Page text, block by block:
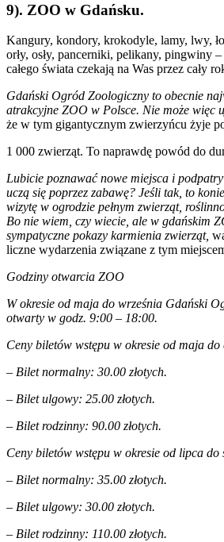
9). ZOO w Gdańsku.
Kangury, kondory, krokodyle, lamy, lwy,
orły, osły, pancerniki, pelikany, pingwiny
całego świata czekają na Was przez cały
Gdański Ogród Zoologiczny to obecnie
atrakcyjne ZOO w Polsce. Nie może więc
że w tym gigantycznym zwierzyńcu żyje
1 000 zwierząt. To naprawdę powód do
Lubicie poznawać nowe miejsca i
uczą się poprzez zabawę? Jeśli tak, to
wizytę w ogrodzie pełnym zwierząt,
Bo nie wiem, czy wiecie, ale w gdańskim
sympatyczne pokazy karmienia zwierząt,
liczne wydarzenia związane z tym
Godziny otwarcia ZOO
W okresie od maja do września Gdański
otwarty w godz. 9:00 – 18:00.
Ceny biletów wstępu w okresie od maja do
– Bilet normalny: 30.00 złotych.
– Bilet ulgowy: 25.00 złotych.
– Bilet rodzinny: 90.00 złotych.
Ceny biletów wstępu w okresie od lipca do
– Bilet normalny: 35.00 złotych.
– Bilet ulgowy: 30.00 złotych.
– Bilet rodzinny: 110.00 złotych.